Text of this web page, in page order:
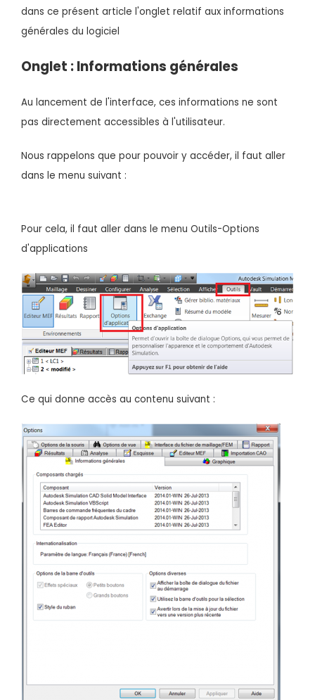
dans ce présent article l'onglet relatif aux informations
générales du logiciel
Onglet : Informations générales
Au lancement de l'interface, ces informations ne sont
pas directement accessibles à l'utilisateur.
Nous rappelons que pour pouvoir y accéder, il faut aller
dans le menu suivant :
Pour cela, il faut aller dans le menu Outils-Options
d'applications
Ce qui donne accès au contenu suivant :